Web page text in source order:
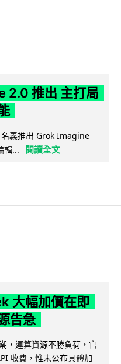
2.0 推出 主打局
義推出 Grok Imagine
輯...
閱讀全文
大幅加價在即
告急
，運算資源不勝負荷，官
收費，惟未公布具體加